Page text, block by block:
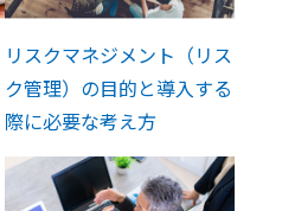
リスクマネジメント（リス
ク管理）の目的と導入する
際に必要な考え方